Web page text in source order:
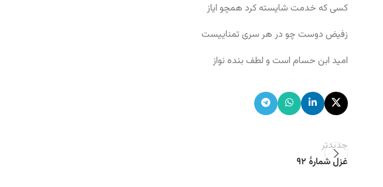
کسی که خدمت شایسته کرد همچو ایاز
زفیض دوست چو در هر سری تمناییست
امید ابن حسام است و لطف بنده نواز
جدیدتر
غزل شمارهٔ ۹۲